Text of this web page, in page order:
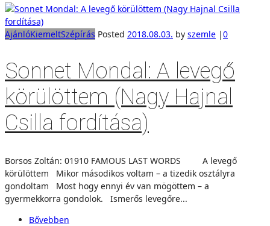
AjánlóKiemeltSzépírás Posted 2018.08.03. by szemle |0
Sonnet Mondal: A levegő
körülöttem (Nagy Hajnal
Csilla fordítása)
Borsos Zoltán: 01910 FAMOUS LAST WORDS A levegő
körülöttem Mikor másodikos voltam – a tizedik osztályra
gondoltam Most hogy ennyi év van mögöttem – a
gyermekkorra gondolok. Ismerős levegőre...
Bővebben